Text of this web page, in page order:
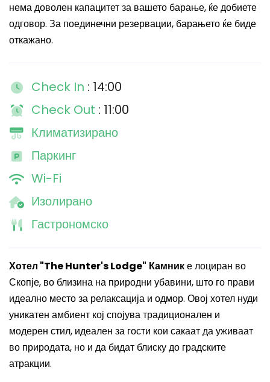
нема доволен капацитет за вашето барање, ќе добиете
одговор. За поединечни резервации, барањето ќе биде
откажано.
Check In : 14:00
Check Out : 11:00
Климатизирано
Паркинг
Wi-Fi
Изолирано
Гастрономско
Хотел "The Hunter's Lodge" Камнике лоциран во
Скопје, во близина на природни убавини, што го прави
идеално место за релаксација и одмор. Овој хотел нуди
уникатен амбиент кој спојува традиционален и
модерен стил, идеален за гости кои сакаат да уживаат
во природата, но и да бидат блиску до градските
атракции.